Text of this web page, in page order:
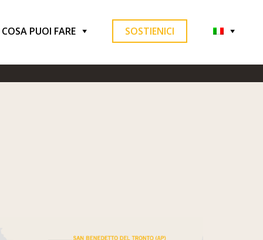
COSA PUOI FARE SOSTIENICI